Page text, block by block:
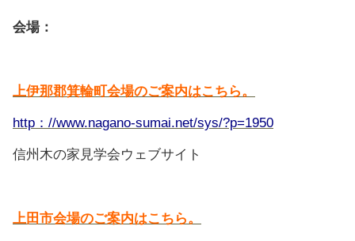
会場：
上伊那郡箕輪町会場のご案内はこちら。
http：//www.nagano-sumai.net/sys/?p=1950
信州木の家見学会ウェブサイト
上田市会場のご案内はこちら。